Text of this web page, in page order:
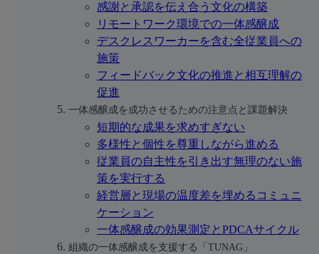
感謝と承認を伝え合う文化の構築
リモートワーク環境での一体感醸成
デスクレスワーカーを含む全従業員への
施策
フィードバック文化の推進と相互理解の
促進
一体感醸成を成功させるための注意点と課題解決
短期的な成果を求めすぎない
多様性と個性を尊重しながら進める
従業員の自主性を引き出す無理のない施
策を実行する
経営層と現場の温度差を埋めるコミュニ
ケーション
一体感醸成の効果測定とPDCAサイクル
組織の一体感醸成を支援する「TUNAG」